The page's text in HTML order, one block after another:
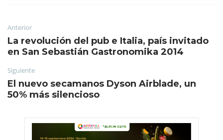
Anterior
La revolución del pub e Italia, país invitado
en San Sebastián Gastronomika 2014
Siguiente
El nuevo secamanos Dyson Airblade, un
50% más silencioso